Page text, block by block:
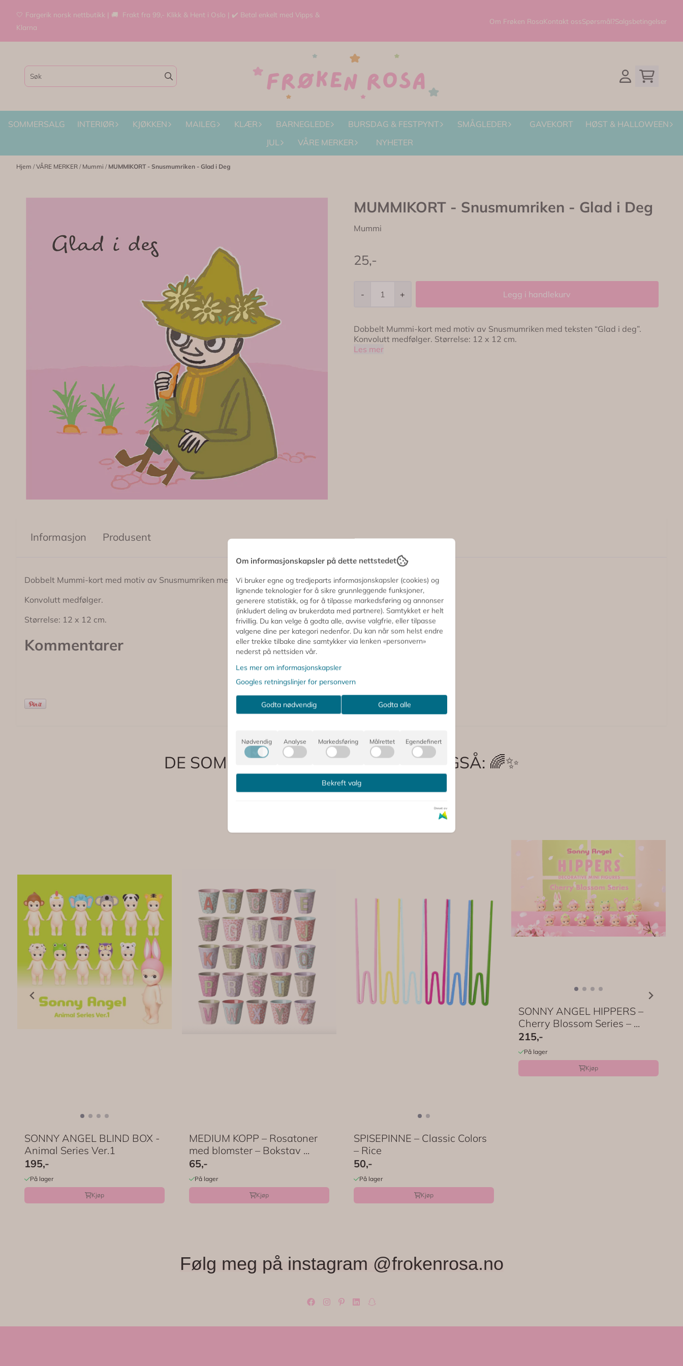
Hopp til innhold
🤍 Fargerik norsk nettbutikk | 🚚 Frakt fra 99,- Klikk & Hent i Oslo | ✔️ Betal enkelt med Vipps &
Klarna
Om Frøken RosaKontakt ossSpørsmål?Salgsbetingelser
SOMMERSALG INTERIØR KJØKKEN MAILEG KLÆR BARNEGLEDE BURSDAG & FESTPYNT SMÅGLEDER GAVEKORT
HØST & HALLOWEEN
JUL
VÅRE MERKER NYHETER
Hjem /VÅRE MERKER / Mummi / MUMMIKORT - Snusmumriken - Glad i Deg
MUMMIKORT - Snusmumriken - Glad i Deg
Mummi
25,-
- + Legg i handlekurv
Dobbelt Mummi-kort med motiv av Snusmumriken med teksten “Glad i deg”.
Konvolutt medfølger. Størrelse: 12 x 12 cm.
Les mer
Informasjon Produsent
Dobbelt Mummi-kort med motiv av Snusmumriken med teksten “Glad i deg”.
Konvolutt medfølger.
Størrelse: 12 x 12 cm.
Kommentarer
DE SOM SÅ PÅ DETTE, OPPDAGET OGSÅ: 🌈✨
SONNY ANGEL BLIND BOX -
Animal Series Ver.1
195,-
På lager
Kjøp
MEDIUM KOPP – Rosatoner
med blomster – Bokstav ...
65,-
På lager
Kjøp
SPISEPINNE – Classic Colors
– Rice
50,-
På lager
Kjøp
SONNY ANGEL HIPPERS –
Cherry Blossom Series – ...
215,-
På lager
Kjøp
Følg meg på instagram @frokenrosa.no
Om informasjonskapsler på dette nettstedet
Vi bruker egne og tredjeparts informasjonskapsler (cookies) og
lignende teknologier for å sikre grunnleggende funksjoner,
generere statistikk, og for å tilpasse markedsføring og annonser
(inkludert deling av brukerdata med partnere). Samtykket er helt
frivillig. Du kan velge å godta alle, avvise valgfrie, eller tilpasse
valgene dine per kategori nedenfor. Du kan når som helst endre
eller trekke tilbake dine samtykker via lenken «personvern»
nederst på nettsiden vår.
Les mer om informasjonskapsler
Googles retningslinjer for personvern
Godta nødvendig Godta alle
Nødvendig Analyse Markedsføring Målrettet Egendefinert
Bekreft valg
Drevet av